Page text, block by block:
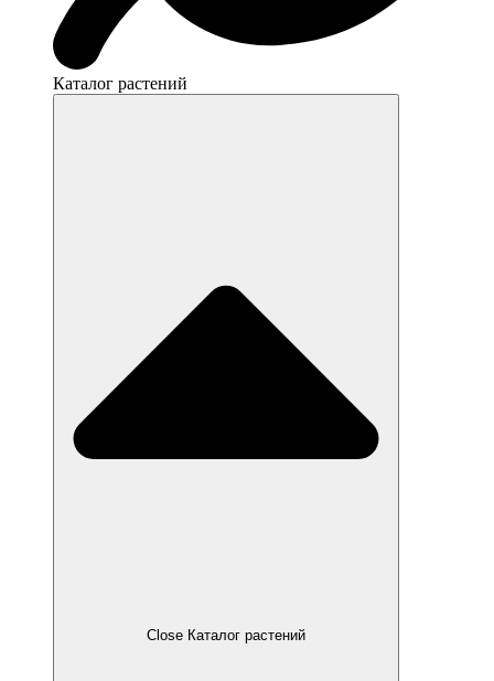
Каталог растений
Close Каталог растений